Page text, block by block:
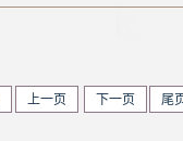
上一页 下一页 尾